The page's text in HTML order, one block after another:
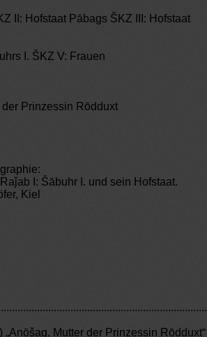
II: Hofstaat Pābags ŠKZ III: Hofstaat
I. ŠKZ V: Frauen
Prinzessin Rōdduxt
I: Šābuhr I. und sein Hofstaat.
Kiel
„Anōšag, Mutter der Prinzessin Rōdduxt“